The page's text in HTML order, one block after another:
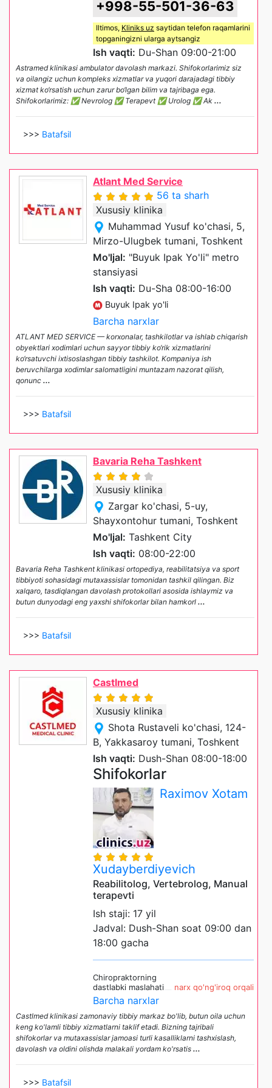
+998-55-501-36-63
Iltimos, Kliniks uz saytidan telefon raqamlarini
topganingizni ularga aytsangiz
Ish vaqti: Du-Shan 09:00-21:00
Astramed klinikasi ambulator davolash markazi. Shifokorlarimiz siz
va oilangiz uchun kompleks xizmatlar va yuqori darajadagi tibbiy
xizmat ko‘rsatish uchun zarur bo‘lgan bilim va tajribaga ega.
Shifokorlarimiz: ✅ Nevrolog ✅ Terapevt ✅ Urolog ✅ Ak ...
>>> Batafsil
Atlant Med Service
56 ta sharh
Xususiy klinika
Muhammad Yusuf ko'chasi, 5,
Mirzo-Ulugbek tumani, Toshkent
Mo'ljal: "Buyuk Ipak Yo'li" metro
stansiyasi
Ish vaqti: Du-Sha 08:00-16:00
Buyuk Ipak yo'li
Barcha narxlar
ATLANT MED SERVICE — korxonalar, tashkilotlar va ishlab chiqarish
obyektlari xodimlari uchun sayyor tibbiy ko‘rik xizmatlarini
ko‘rsatuvchi ixtisoslashgan tibbiy tashkilot. Kompaniya ish
beruvchilarga xodimlar salomatligini muntazam nazorat qilish,
qonunc ...
>>> Batafsil
Bavaria Reha Tashkent
Xususiy klinika
Zargar ko'chasi, 5-uy,
Shayxontohur tumani, Toshkent
Mo'ljal: Tashkent City
Ish vaqti: 08:00-22:00
Bavaria Reha Tashkent klinikasi ortopediya, reabilitatsiya va sport
tibbiyoti sohasidagi mutaxassislar tomonidan tashkil qilingan. Biz
xalqaro, tasdiqlangan davolash protokollari asosida ishlaymiz va
butun dunyodagi eng yaxshi shifokorlar bilan hamkorl ...
>>> Batafsil
Castlmed
Xususiy klinika
Shota Rustaveli ko'chasi, 124-
B, Yakkasaroy tumani, Toshkent
Ish vaqti: Dush-Shan 08:00-18:00
Shifokorlar
Raximov Xotam
Xudayberdiyevich
Reabilitolog, Vertebrolog, Manual
terapevti
Ish staji: 17 yil
Jadval: Dush-Shan soat 09:00 dan
18:00 gacha
Chiropraktorning
dastlabki maslahati
narx qo'ng'iroq orqali
Barcha narxlar
Castlmed klinikasi zamonaviy tibbiy markaz bo'lib, butun oila uchun
keng ko'lamli tibbiy xizmatlarni taklif etadi. Bizning tajribali
shifokorlar va mutaxassislar jamoasi turli kasalliklarni tashxislash,
davolash va oldini olishda malakali yordam ko'rsatis ...
>>> Batafsil